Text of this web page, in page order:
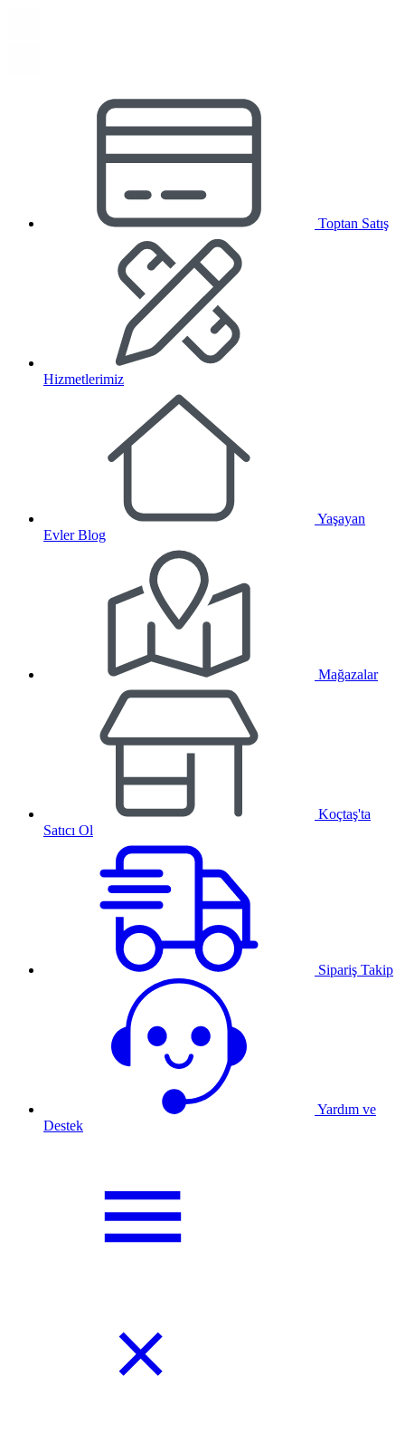
Toptan Satış
Hizmetlerimiz
Yaşayan
Evler Blog
Mağazalar
Koçtaş'ta
Satıcı Ol
Sipariş Takip
Yardım ve
Destek